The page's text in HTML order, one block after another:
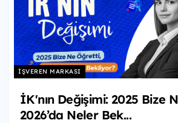
İŞVEREN MARKASI
İK'nın Değişimi: 2025 Bize
2026’da Neler Bek...